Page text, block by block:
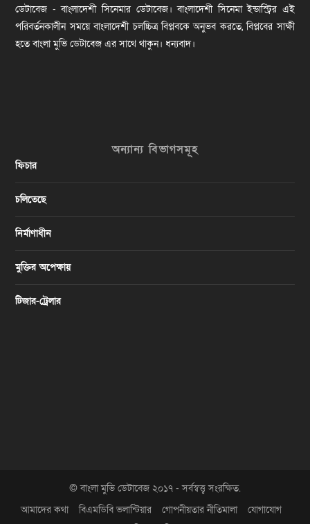
ডেটাবেজ - বাংলাদেশী সিনেমার ডেটাবেজ। বাংলাদেশী সিনেমা ইন্ডাস্ট্রির এই
পরিবর্তনকালীন সময়ে বাংলাদেশী চলচ্চিত্র বিপ্লবকে অনুভব করতে, বিপ্লবের সাক্ষী
হতে বাংলা মুভি ডেটাবেজ এর সাথে থাকুন। ধন্যবাদ।
অন্যান্য বিভাগসমূহ
ফিচার
চলিতেছে
নির্মাণাধীন
মুক্তির অপেক্ষায়
টিজার-ট্রেলার
© বাংলা মুভি ডেটাবেজ ২০১৭ - সর্বস্বত্ত্ব সংরক্ষিত.
আমাদের কথা
বিএমডিবি ভলান্টিয়ার গোপনীয়তার নীতিমালা
যোগাযোগ